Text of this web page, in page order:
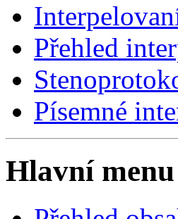
Přehled
Písemné
Hlavní menu